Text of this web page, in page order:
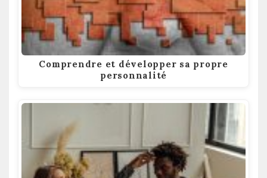
Comprendre et développer sa propre
personnalité